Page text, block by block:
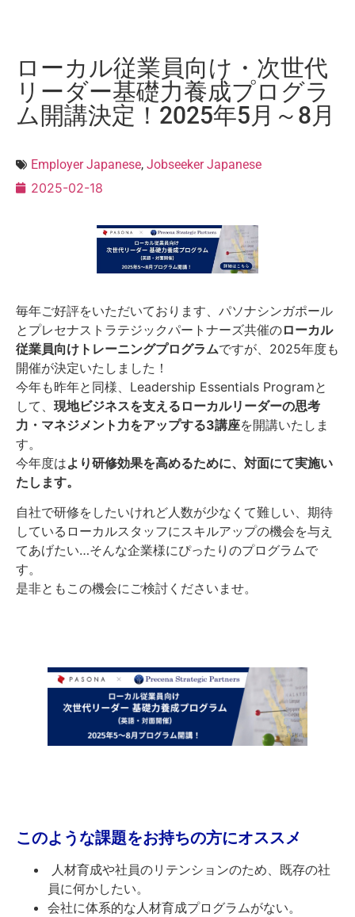
ローカル従業員向け・次世代
リーダー基礎力養成プログラ
ム開講決定！2025年5月～8月
Employer Japanese, Jobseeker Japanese
2025-02-18
毎年ご好評をいただいております、パソナシンガポール
とプレセナストラテジックパートナーズ共催のローカル
従業員向けトレーニングプログラムですが、2025年度も
開催が決定いたしました！
今年も昨年と同様、Leadership Essentials Programと
して、 現地ビジネスを支えるローカルリーダーの思考
力・マネジメント力をアップする3講座を開講いたしま
す。
今年度はより研修効果を高めるために、対面にて実施い
たします。
自社で研修をしたいけれど人数が少なくて難しい、期待
しているローカルスタッフにスキルアップの機会を与え
てあげたい…そんな企業様にぴったりのプログラムで
す。
是非ともこの機会にご検討くださいませ。
このような課題をお持ちの方にオススメ
人材育成や社員のリテンションのため、既存の社
員に何かしたい。
会社に体系的な人材育成プログラムがない。